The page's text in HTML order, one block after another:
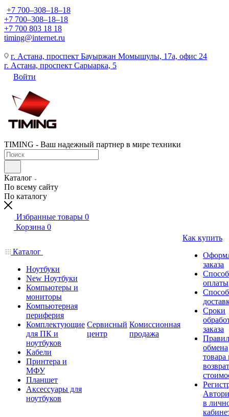
+7 700‒308‒18‒18
+7 700‒308‒18‒18
+7 700 803 18 18
timing@internet.ru
г. Астана, проспект Бауыржан Момышулы, 17а, офис 24
г. Астана, проспект Сарыарка, 5
Войти
TIMING - Ваш надежный партнер в мире техники
Каталог
По всему сайту
По каталогу
Избранные товары 0
Корзина 0
Каталог
Ноутбуки
New Ноутбуки
Компьютеры и
мониторы
Компьютерная
периферия
Комплектующие
для ПК и
ноутбуков
Кабели
Принтера и
МФУ
Планшет
Аксессуары для
ноутбуков
Сервисный
центр
Комиссионная
продажа
Как купить
заказа
оплаты
Сроки
заказа
обмена
товара
в